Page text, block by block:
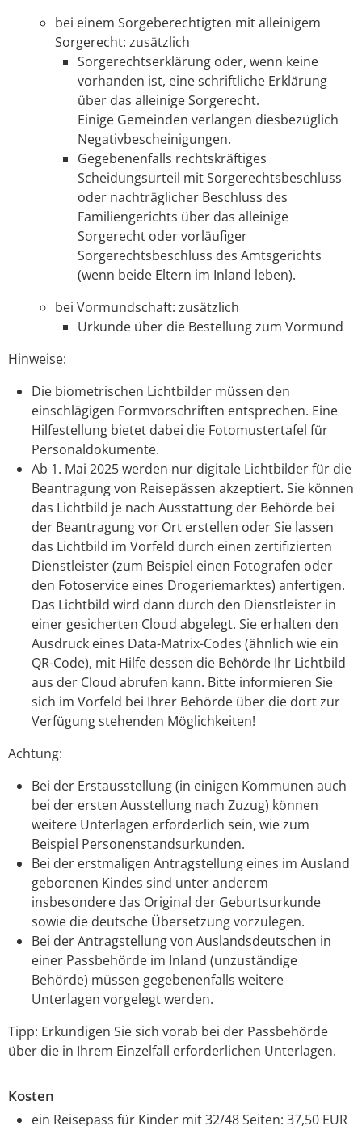
bei einem Sorgeberechtigten mit alleinigem
Sorgerecht: zusätzlich
Sorgerechtserklärung oder, wenn keine
vorhanden ist, eine schriftliche Erklärung
über das alleinige Sorgerecht.
Einige Gemeinden verlangen diesbezüglich
Negativbescheinigungen.
Gegebenenfalls rechtskräftiges
Scheidungsurteil mit Sorgerechtsbeschluss
oder nachträglicher Beschluss des
Familiengerichts über das alleinige
Sorgerecht oder vorläufiger
Sorgerechtsbeschluss des Amtsgerichts
(wenn beide Eltern im Inland leben).
bei Vormundschaft: zusätzlich
Urkunde über die Bestellung zum Vormund
Hinweise:
Die biometrischen Lichtbilder müssen den
einschlägigen Formvorschriften entsprechen. Eine
Hilfestellung bietet dabei die Fotomustertafel für
Personaldokumente.
Ab 1. Mai 2025 werden nur digitale Lichtbilder für die
Beantragung von Reisepässen akzeptiert. Sie können
das Lichtbild je nach Ausstattung der Behörde bei
der Beantragung vor Ort erstellen oder Sie lassen
das Lichtbild im Vorfeld durch einen zertifizierten
Dienstleister (zum Beispiel einen Fotografen oder
den Fotoservice eines Drogeriemarktes) anfertigen.
Das Lichtbild wird dann durch den Dienstleister in
einer gesicherten Cloud abgelegt. Sie erhalten den
Ausdruck eines Data-Matrix-Codes (ähnlich wie ein
QR-Code), mit Hilfe dessen die Behörde Ihr Lichtbild
aus der Cloud abrufen kann. Bitte informieren Sie
sich im Vorfeld bei Ihrer Behörde über die dort zur
Verfügung stehenden Möglichkeiten!
Achtung:
Bei der Erstausstellung (in einigen Kommunen auch
bei der ersten Ausstellung nach Zuzug) können
weitere Unterlagen erforderlich sein, wie zum
Beispiel Personenstandsurkunden.
Bei der erstmaligen Antragstellung eines im Ausland
geborenen Kindes sind unter anderem
insbesondere das Original der Geburtsurkunde
sowie die deutsche Übersetzung vorzulegen.
Bei der Antragstellung von Auslandsdeutschen in
einer Passbehörde im Inland (unzuständige
Behörde) müssen gegebenenfalls weitere
Unterlagen vorgelegt werden.
Tipp: Erkundigen Sie sich vorab bei der Passbehörde
über die in Ihrem Einzelfall erforderlichen Unterlagen.
Kosten
ein Reisepass für Kinder mit 32/48 Seiten: 37,50 EUR